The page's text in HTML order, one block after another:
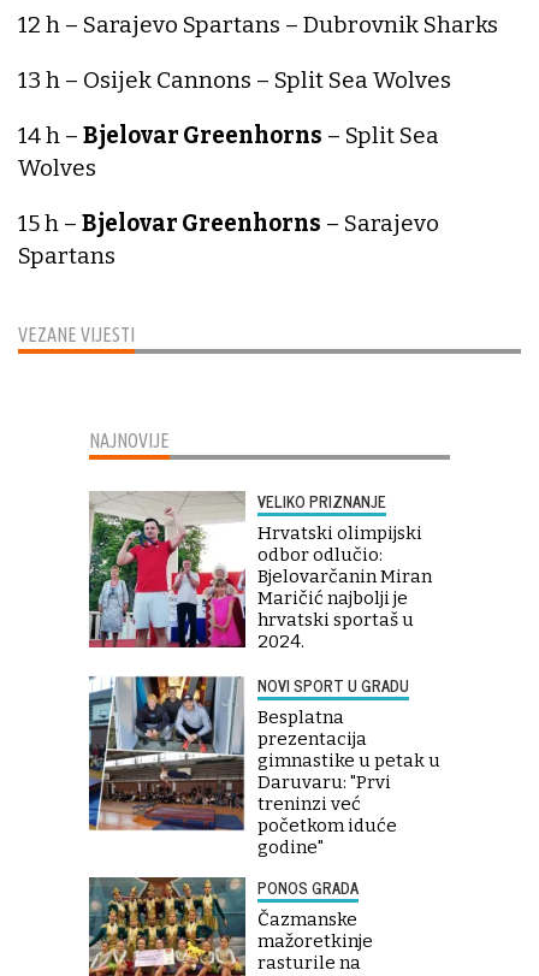
VEZANE VIJESTI
12 h – Sarajevo Spartans – Dubrovnik Sharks
13 h – Osijek Cannons – Split Sea Wolves
14 h – Bjelovar Greenhorns – Split Sea
Wolves
15 h – Bjelovar Greenhorns – Sarajevo
Spartans
NAJNOVIJE
VELIKO PRIZNANJE
Hrvatski olimpijski
odbor odlučio:
Bjelovarčanin Miran
Maričić najbolji je
hrvatski sportaš u
2024.
NOVI SPORT U GRADU
Besplatna
prezentacija
gimnastike u petak u
Daruvaru: "Prvi
treninzi već
početkom iduće
godine"
PONOS GRADA
Čazmanske
mažoretkinje
rasturile na